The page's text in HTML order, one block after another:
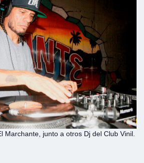
Marchante, junto a otros Dj del Club Vinil.